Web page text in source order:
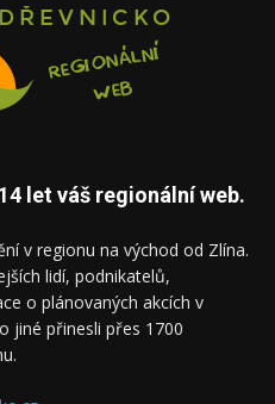
let váš regionální web.
v regionu na východ od Zlína.
lidí, podnikatelů,
o plánovaných akcích v
jiné přinesli přes 1700